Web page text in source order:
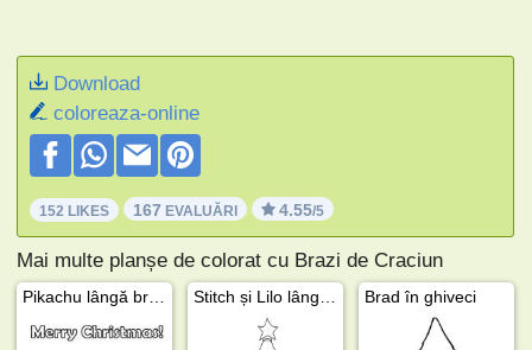
Download
coloreaza-online
152 LIKES 167 EVALUĂRI 4.55/5
Mai multe planșe de colorat cu Brazi de Craciun
Brad în ghiveci